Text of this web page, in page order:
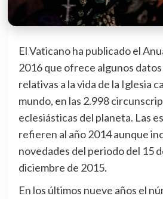
El Vaticano ha publicado el
2016 que ofrece algunos
relativas a la vida de la Iglesia
mundo, en las 2.998
eclesiásticas del planeta. Las
refieren al año 2014 aunque
novedades del periodo del 15
diciembre de 2015.
En los últimos nueve años el